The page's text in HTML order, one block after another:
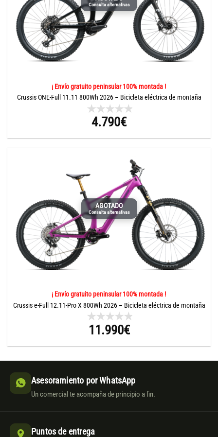
Consulta alternativas
¡ Envío gratuito peninsular 100% montada !
Crussis ONE-Full 11.11 800Wh 2026 – Bicicleta eléctrica de montaña
4.790€
AGOTADO
Consulta alternativas
¡ Envío gratuito peninsular 100% montada !
Crussis e-Full 12.11-Pro X 800Wh 2026 – Bicicleta eléctrica de montaña
11.990€
Asesoramiento por WhatsApp
Un comercial te acompaña de principio a fin.
Puntos de entrega